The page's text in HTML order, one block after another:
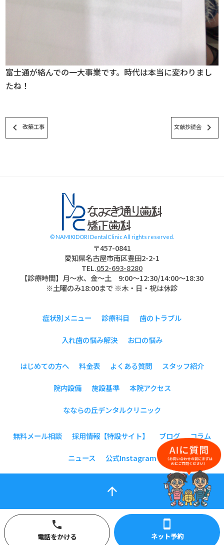
phone
電話をかける
smartphone
ネット予約
富士通が絡んでの一大事業です。時代は本当に変わりまし
たね！
keyboard_arrow_left 改築工事 文献抄読会 keyboard_arrow_right
© NAMIKIDORI DentalClinic All rights reserved.
〒457-0841
愛知県名古屋市南区豊田2-2-1
TEL.052-693-8280
【診療時間】月〜水、金～土 9:00〜12:30/14:00～18:30
※土曜のみ18:00まで ※木・日・祝は休診
症状別メニュー 診療科目 歯のトラブル
入れ歯の悩み解決 お口の悩み
はじめての方へ 料金表 よくある質問 スタッフ紹介
院内設備 施設基準 本院アクセス
なならの丘デンタルクリニック
無料メール相談 採用情報【特設サイト】 ブログ コラム
ニュース 公式Instagram
arrow_upward